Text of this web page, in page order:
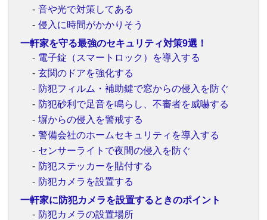
音や光で対策してある
侵入に時間がかかりそう
一軒家を守る最強のセキュリティ対策9選！
電子錠（スマートロック）を導入する
玄関のドアを強化する
防犯フィルム・補助鍵で窓からの侵入を防ぐ
防犯砂利で足音を鳴らし、不審者を威嚇する
塀からの侵入を警戒する
警備会社のホームセキュリティを導入する
センサーライトで夜間の侵入を防ぐ
防犯ステッカーを貼付する
防犯カメラを設置する
一軒家に防犯カメラを設置するときのポイント
防犯カメラの設置場所